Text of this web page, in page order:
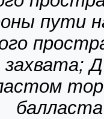
пути